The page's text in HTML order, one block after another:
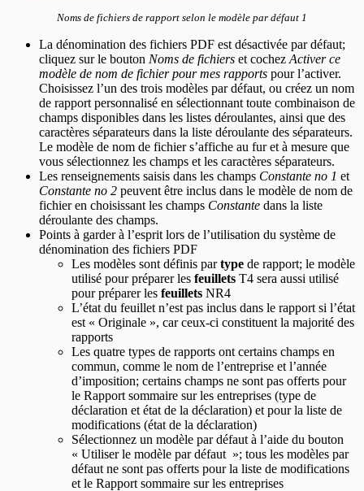
Noms de fichiers de rapport selon le modèle par défaut 1
La dénomination des fichiers PDF est désactivée par défaut;
cliquez sur le bouton Noms de fichiers et cochez Activer ce
modèle de nom de fichier pour mes rapports pour l’activer.
Choisissez l’un des trois modèles par défaut, ou créez un nom
de rapport personnalisé en sélectionnant toute combinaison de
champs disponibles dans les listes déroulantes, ainsi que des
caractères séparateurs dans la liste déroulante des séparateurs.
Le modèle de nom de fichier s’affiche au fur et à mesure que
vous sélectionnez les champs et les caractères séparateurs.
Les renseignements saisis dans les champs Constante no 1 et
Constante no 2 peuvent être inclus dans le modèle de nom de
fichier en choisissant les champs Constante dans la liste
déroulante des champs.
Points à garder à l’esprit lors de l’utilisation du système de
dénomination des fichiers PDF
Les modèles sont définis partype de rapport; le modèle
utilisé pour préparer les feuillets T4 sera aussi utilisé
pour préparer les feuillets NR4
L’état du feuillet n’est pas inclus dans le rapport si l’état
est « Originale », car ceux-ci constituent la majorité des
rapports
Les quatre types de rapports ont certains champs en
commun, comme le nom de l’entreprise et l’année
d’imposition; certains champs ne sont pas offerts pour
le Rapport sommaire sur les entreprises (type de
déclaration et état de la déclaration) et pour la liste de
modifications (état de la déclaration)
Sélectionnez un modèle par défaut à l’aide du bouton
« Utiliser le modèle par défaut »; tous les modèles par
défaut ne sont pas offerts pour la liste de modifications
et le Rapport sommaire sur les entreprises